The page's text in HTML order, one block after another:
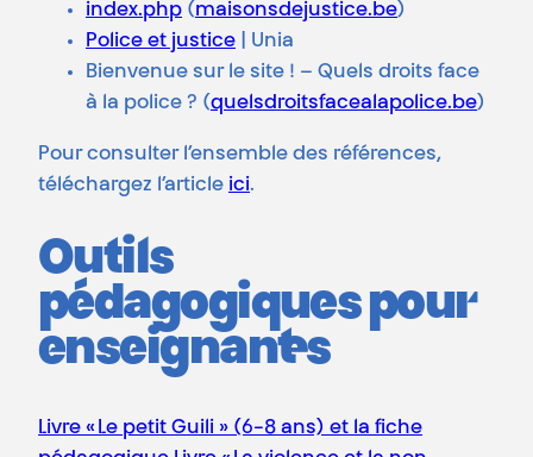
index.php (maisonsdejustice.be)
Police et justice | Unia
Bienvenue sur le site ! – Quels droits face
à la police ? (quelsdroitsfacealapolice.be)
Pour consulter l’ensemble des références,
téléchargez l’article ici.
Outils
pédagogiques pour
enseignant·es
Livre « Le petit Guili » (6-8 ans) et la fiche